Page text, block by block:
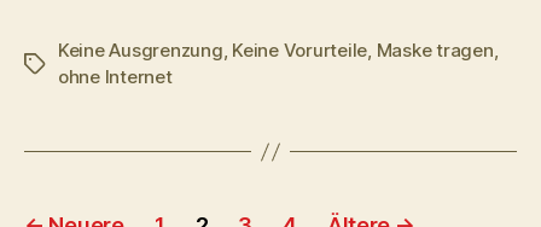
Schlagwörter
Keine Ausgrenzung, Keine Vorurteile, Maske tragen,
ohne Internet
Seitennummerierung